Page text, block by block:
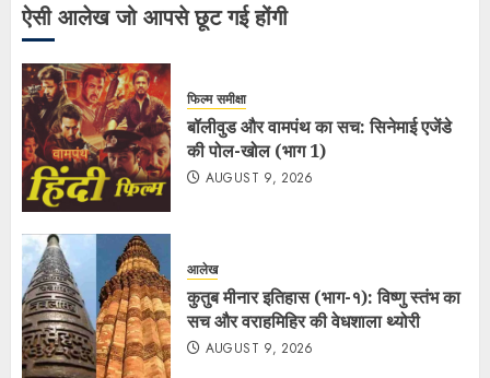
ऐसी आलेख जो आपसे छूट गई होंगी
फिल्म समीक्षा
बॉलीवुड और वामपंथ का सच: सिनेमाई एजेंडे
की पोल-खोल (भाग 1)
AUGUST 9, 2026
आलेख
कुतुब मीनार इतिहास (भाग-१): विष्णु स्तंभ का
सच और वराहमिहिर की वेधशाला थ्योरी
AUGUST 9, 2026